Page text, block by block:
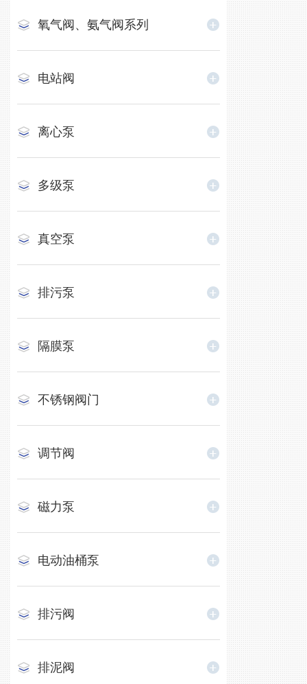
氧气阀、氨气阀系列
电站阀
离心泵
多级泵
真空泵
排污泵
隔膜泵
不锈钢阀门
调节阀
磁力泵
电动油桶泵
排污阀
排泥阀